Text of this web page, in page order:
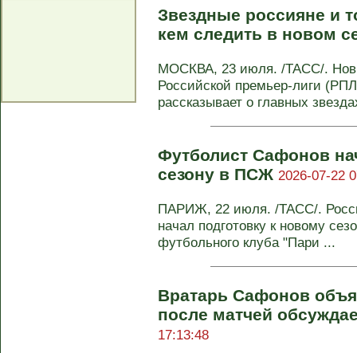
Звездные россияне и
кем следить в новом
МОСКВА, 23 июля. /ТАСС/.
Российской премьер-лиги
рассказывает о главных
Футболист Сафонов
сезону в ПСЖ 2026-07-22
ПАРИЖ, 22 июля. /ТАСС/.
начал подготовку к новому
футбольного клуба "Пари ...
Вратарь Сафонов
после матчей
17:13:48